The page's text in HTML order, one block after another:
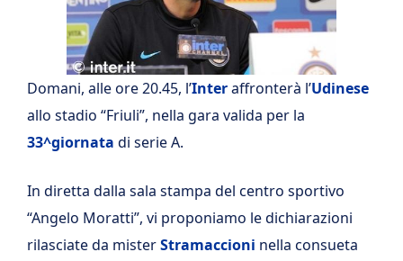
Domani, alle ore 20.45, l’Interaffronterà l’Udinese
allo stadio “Friuli”, nella gara valida per la
33^giornata di serie A.
In diretta dalla sala stampa del centro sportivo
“Angelo Moratti”, vi proponiamo le dichiarazioni
rilasciate da misterStramaccioni nella consueta